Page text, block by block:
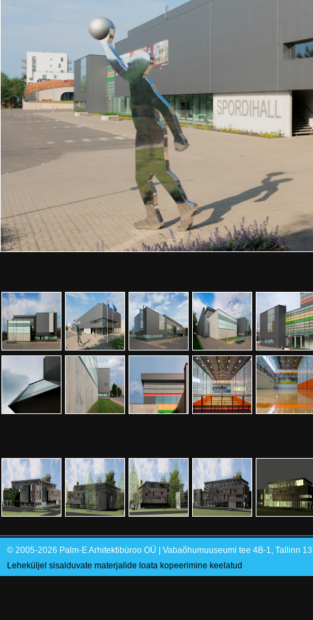
© 2005-2026 Palm-E Arhitektibüroo OÜ | Vabaõhumuuseumi tee 4B-1, Tallinn
Leheküljel sisalduvate materjalide loata kopeerimine keelatud